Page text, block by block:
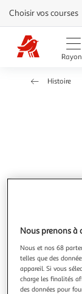
Aller
directement
au
contenu
Aller
directement
Aller
Choisir vos courses
Histoire
Nous prenons à
Nous et nos 68
telles que des
appareil. Si vous
charge les finalités
des données pour